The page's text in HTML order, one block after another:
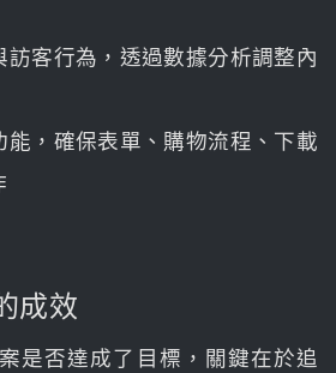
訪客行為，透過數據分析調整內
能，確保表單、購物流程、下載
成效
是否達成了目標，關鍵在於追